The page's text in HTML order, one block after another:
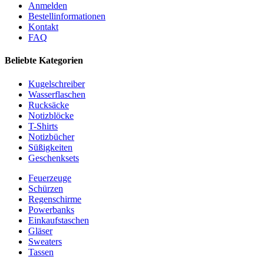
Anmelden
Bestellinformationen
Kontakt
FAQ
Beliebte Kategorien
Kugelschreiber
Wasserflaschen
Rucksäcke
Notizblöcke
T-Shirts
Notizbücher
Süßigkeiten
Geschenksets
Feuerzeuge
Schürzen
Regenschirme
Powerbanks
Einkaufstaschen
Gläser
Sweaters
Tassen